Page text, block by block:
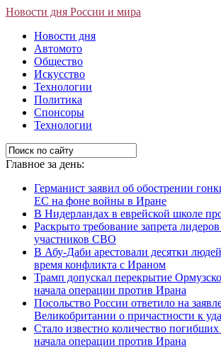
Новости дня России и мира
Новости дня
Автомото
Общество
Искусство
Технологии
Политика
Спонсоры
Технологии
Главное за день:
Германист заявил об обострении
ЕС на фоне войны в Иране
В Нидерландах в еврейской школе
Раскрыто требование запрета
участников СВО
В Абу-Даби арестовали десятки
время конфликта с Ираном
Трамп допускал перекрытие
начала операции против Ирана
Посольство России ответило на
Великобритании о причастности к
Стало известно количество
начала операции против Ирана